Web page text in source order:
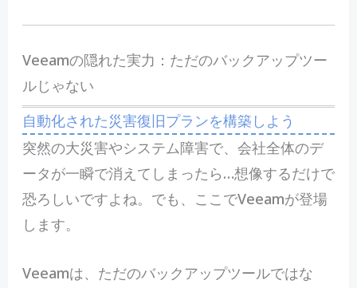
Veeamの隠れた実力：ただのバックアップツー
ルじゃない
自動化された災害復旧プランを構築しよう
突然の大災害やシステム障害で、会社全体のデ
ータが一瞬で消えてしまったら…想像するだけで
恐ろしいですよね。でも、ここでVeeamが登場
します。
Veeamは、ただのバックアップツールではな